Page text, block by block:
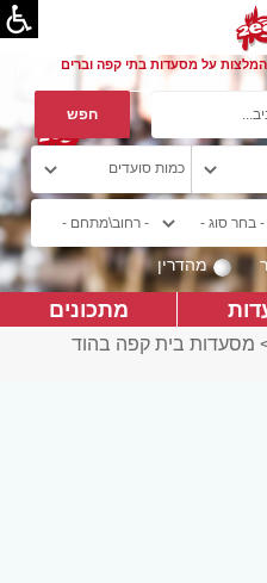
על מסעדות בתי קפה וברים
מהדרין
מתכונים
מסעדות בית קפה בהוד